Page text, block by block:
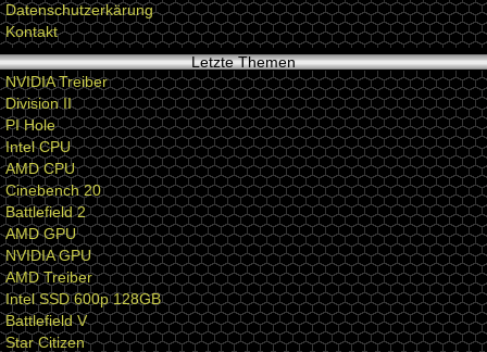
Datenschutzerkärung
Kontakt
Letzte Themen
NVIDIA Treiber
Division II
PI Hole
Intel CPU
AMD CPU
Cinebench 20
Battlefield 2
AMD GPU
NVIDIA GPU
AMD Treiber
Intel SSD 600p 128GB
Battlefield V
Star Citizen